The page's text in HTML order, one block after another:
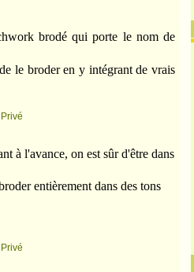
brodé qui porte le nom de
le broder en y intégrant de vrais
à l'avance, on est sûr d'être dans
entièrement dans des tons